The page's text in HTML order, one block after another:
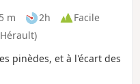
m 2h
Facile
pinèdes, et à l'écart des